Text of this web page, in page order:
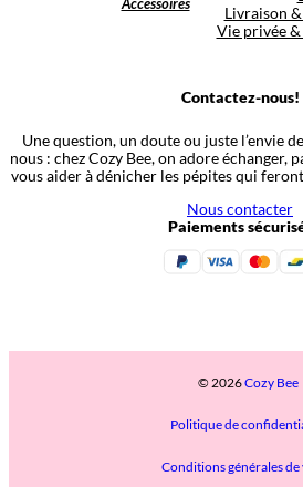
Accessoires
Livraison
Vie privée
Contactez-nous!
Une question, un doute ou juste l’envie
nous : chez Cozy Bee, on adore échanger,
vous aider à dénicher les pépites qui
Nous contacter
Paiements
© 2026Cozy Bee
Politique de
Conditions générales de